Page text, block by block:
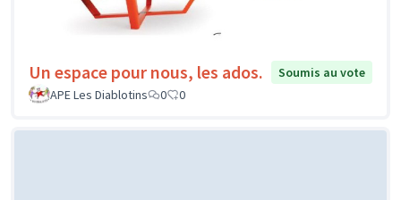
Un espace pour nous, les ados.
Soumis au vote
APE Les Diablotins
0 0